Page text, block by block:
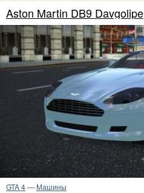
Aston Martin DB9 Davgolipe
GTA 4— Машины